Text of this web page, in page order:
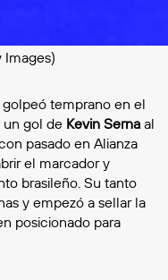
temprano en el
un gol de Kevin Serna al
pasado en Alianza
el marcador y
brasileño. Su tanto
y empezó a sellar la
posicionado para